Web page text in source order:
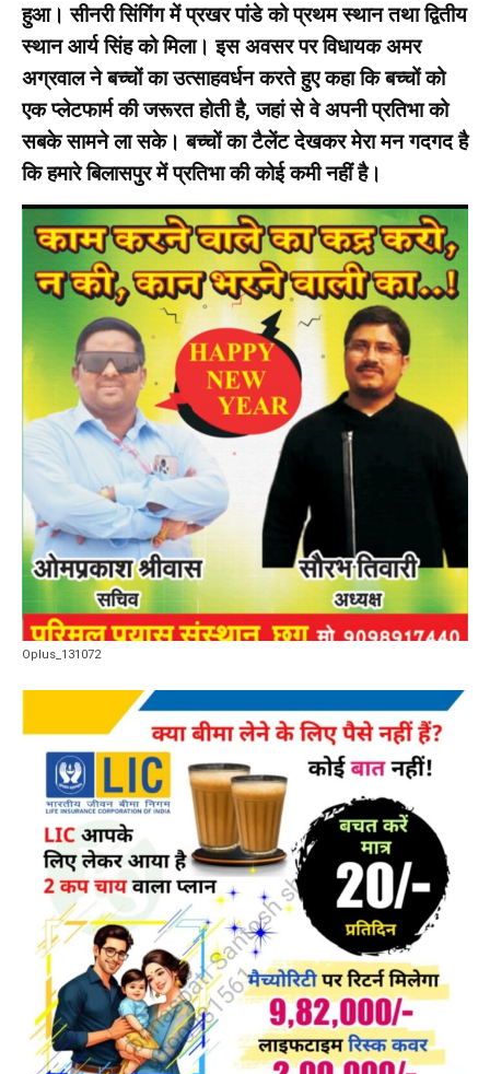
हुआ। सीनरी सिंगिंग में प्रखर पांडे को प्रथम स्थान तथा द्वितीय
स्थान आर्य सिंह को मिला। इस अवसर पर विधायक अमर
अग्रवाल ने बच्चों का उत्साहवर्धन करते हुए कहा कि बच्चों को
एक प्लेटफार्म की जरूरत होती है, जहां से वे अपनी प्रतिभा को
सबके सामने ला सके। बच्चों का टैलेंट देखकर मेरा मन गदगद है
कि हमारे बिलासपुर में प्रतिभा की कोई कमी नहीं है।
Oplus_131072